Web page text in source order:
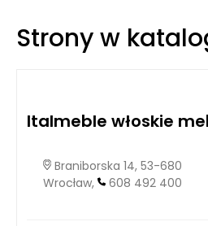
Strony w
Italmeble włoskie
Braniborska 14, 53-680
Wrocław,
608 492 400